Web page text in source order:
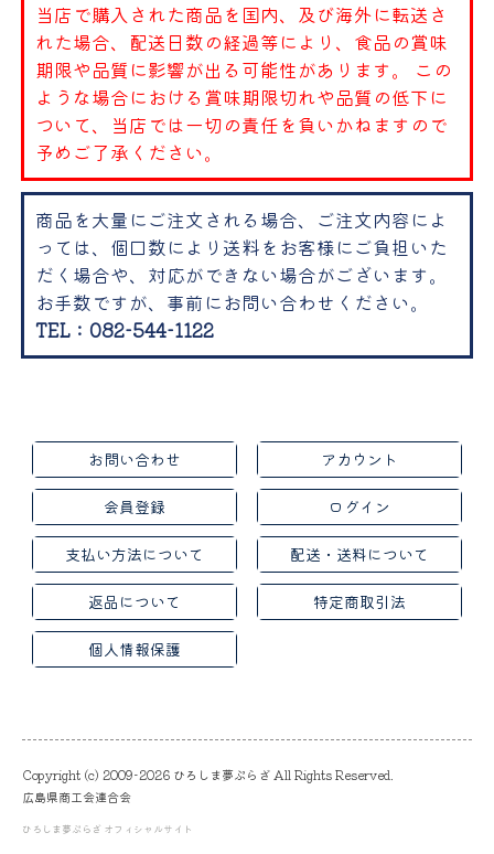
当店で購入された商品を国内、及び海外に転送さ
れた場合、配送日数の経過等により、食品の賞味
期限や品質に影響が出る可能性があります。 この
ような場合における賞味期限切れや品質の低下に
ついて、当店では一切の責任を負いかねますので
予めご了承ください。
商品を大量にご注文される場合、ご注文内容によ
っては、個口数により送料をお客様にご負担いた
だく場合や、対応ができない場合がございます。
お手数ですが、事前にお問い合わせください。
TEL：082-544-1122
お問い合わせ アカウント
会員登録 ログイン
支払い方法について 配送・送料について
返品について 特定商取引法
個人情報保護
Copyright (c) 2009-2026 ひろしま夢ぷらざ All Rights Reserved.
広島県商工会連合会
ひろしま夢ぷらざ オフィシャルサイト